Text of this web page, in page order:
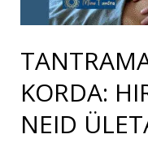
KORDA:
NEID